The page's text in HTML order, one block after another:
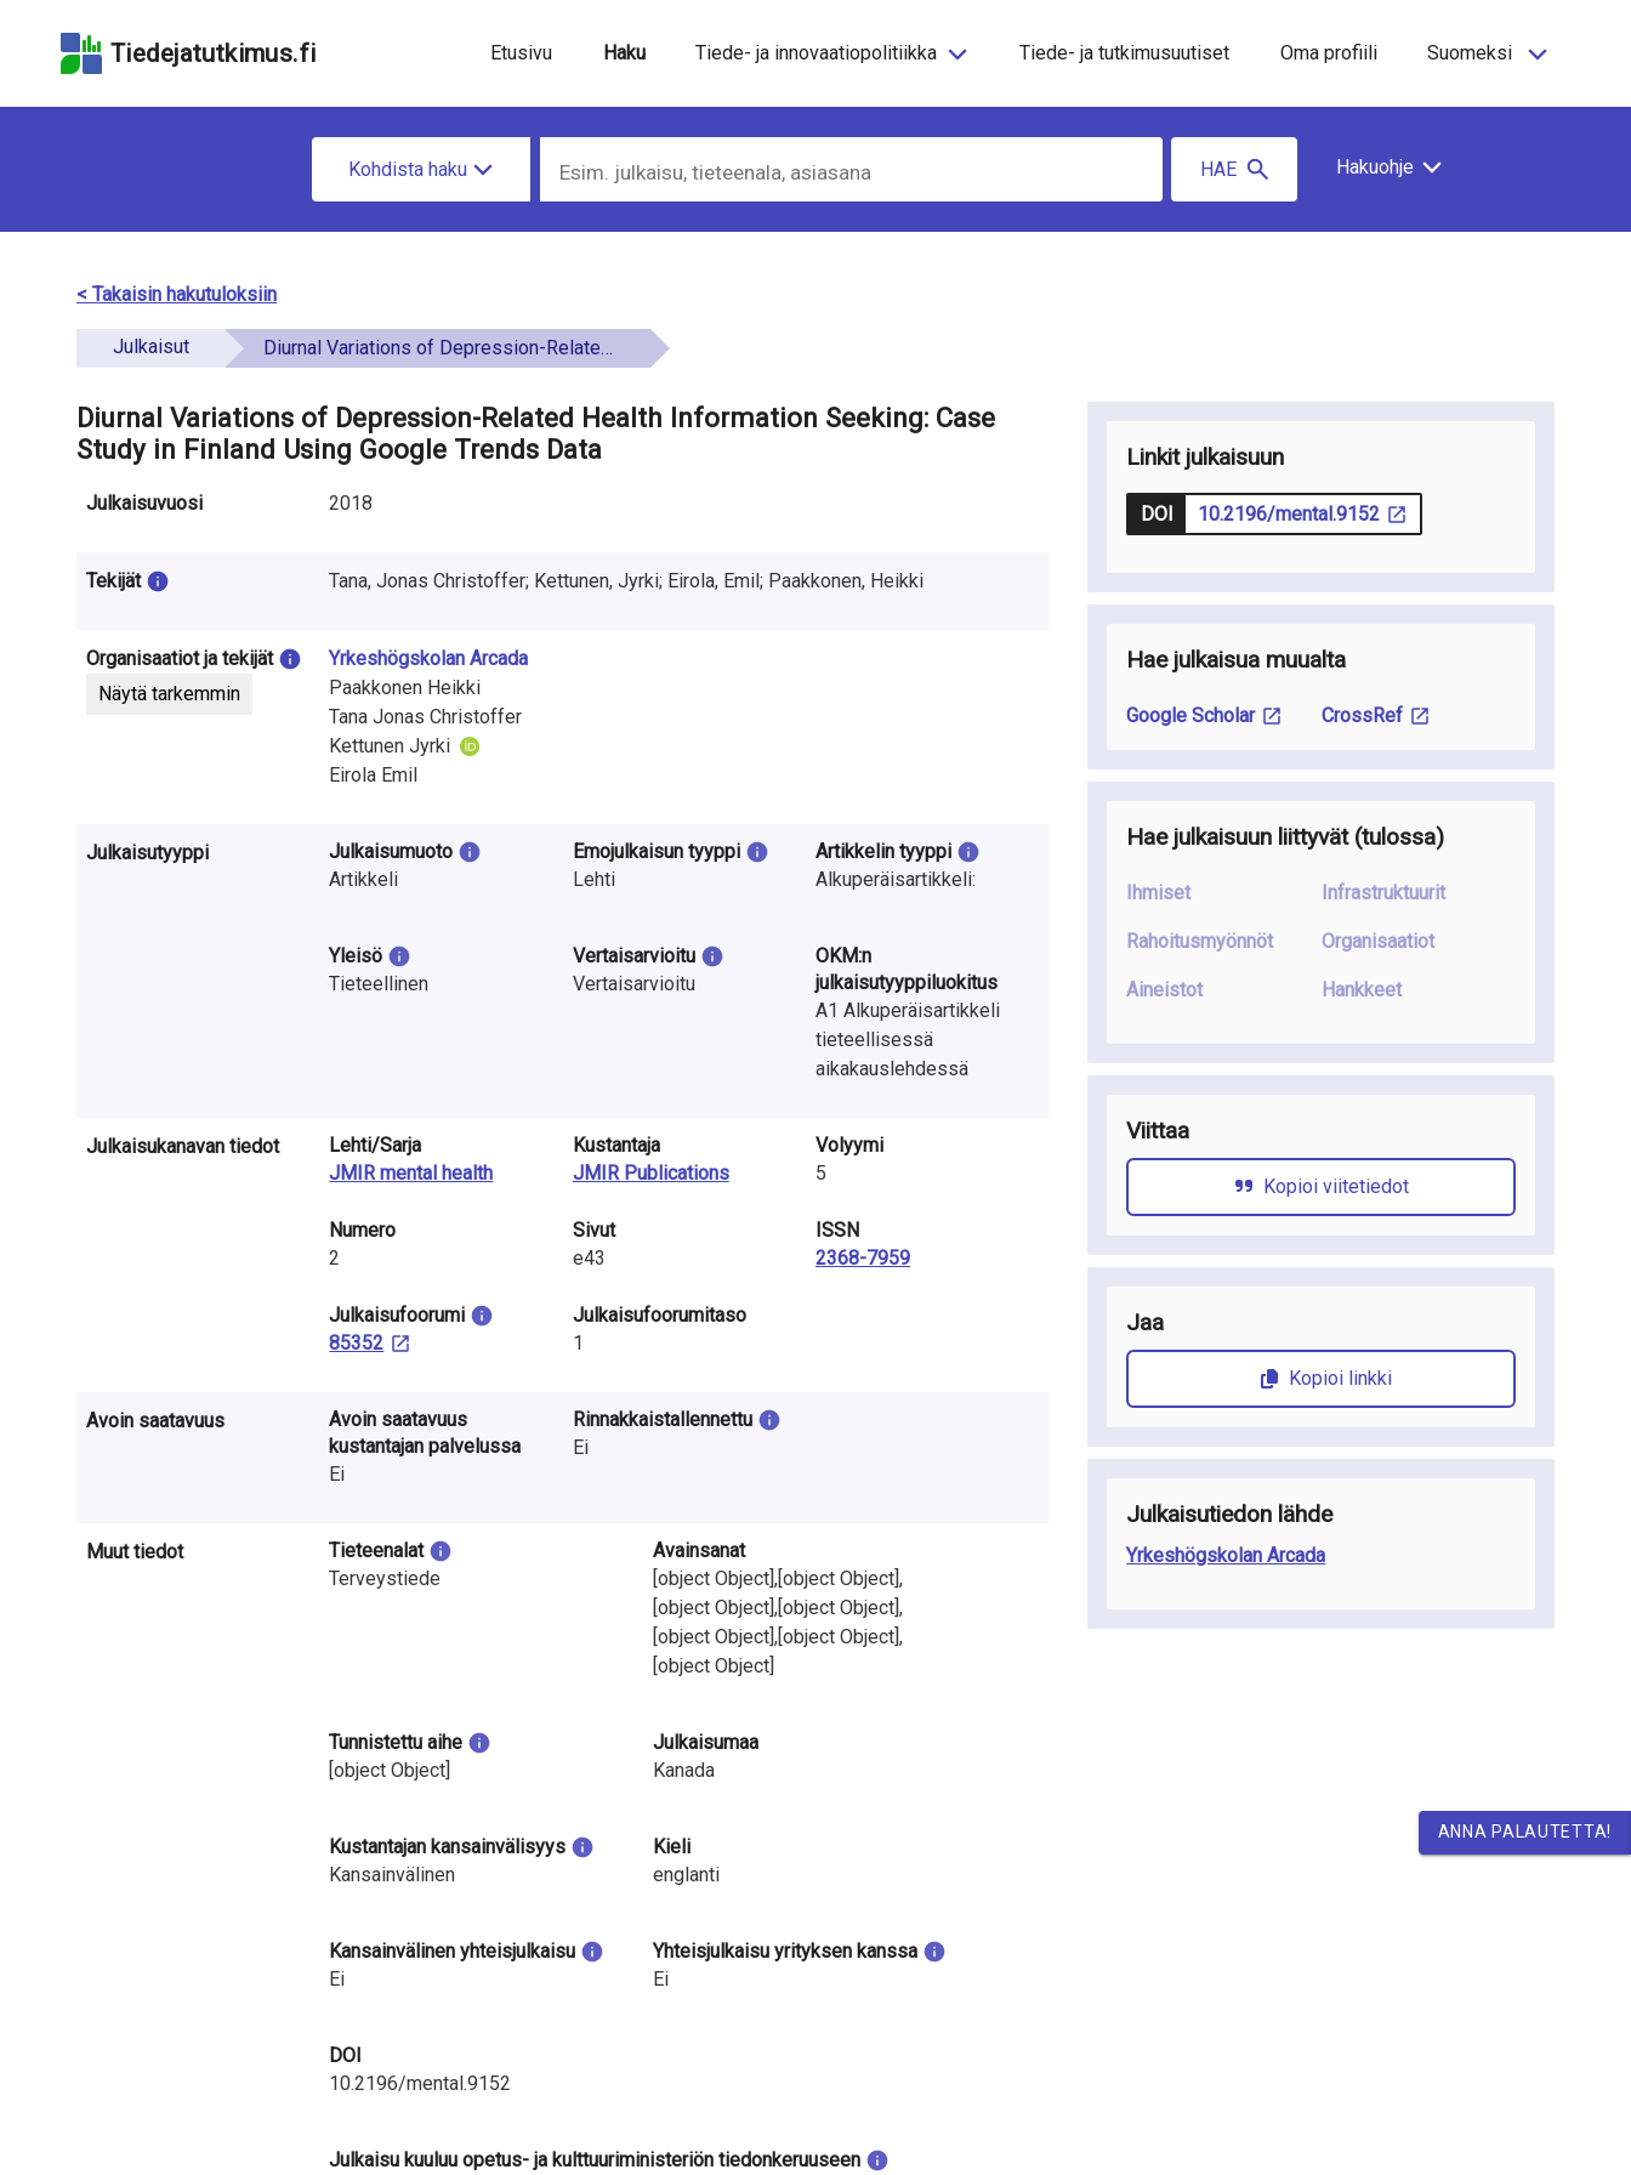
hakukenttään
sivun
saavutettavuusselosteeseen
Tiedejatutkimus.fi Etusivu Haku Tiede- ja innovaatiopolitiikka Tiede- ja tutkimusuutiset Oma profiili Suomeksi
d
e
Kohdista haku HAE Hakuohje
< Takaisin hakutuloksiin
Julkaisut Diurnal Variations of Depression-Related Health Information Seeking: Case Study in Finland Using Google Trends Data
Diurnal Variations of Depression-Related Health Information Seeking: Case
Study in Finland Using Google Trends Data
Julkaisuvuosi 2018
Tekijät Tana, Jonas Christoffer; Kettunen, Jyrki; Eirola, Emil; Paakkonen, Heikki
Organisaatiot ja tekijät
Näytä tarkemmin
Yrkeshögskolan Arcada
Paakkonen Heikki
Tana Jonas Christoffer
Kettunen Jyrki
Eirola Emil
Julkaisutyyppi
Julkaisumuoto
Artikkeli
Emojulkaisun tyyppi
Lehti
Artikkelin tyyppi
Alkuperäisartikkeli:
Yleisö
Tieteellinen
Vertaisarvioitu
Vertaisarvioitu
OKM:n
julkaisutyyppiluokitus
A1 Alkuperäisartikkeli
tieteellisessä
aikakauslehdessä
Julkaisukanavan tiedot
Lehti/Sarja
JMIR mental health
Kustantaja
JMIR Publications
Volyymi
5
Numero
2
Sivut
e43
ISSN
2368-7959
Julkaisu­foorumi
85352
Julkaisufoorumitaso
1
Avoin saatavuus
Avoin saatavuus
kustantajan palvelussa
Ei
Rinnakkaistallennettu
Ei
Muut tiedot
Tieteenalat
Terveystiede
Avainsanat
[object Object],[object Object],
[object Object],[object Object],
[object Object],[object Object],
[object Object]
Tunnistettu aihe
[object Object]
Julkaisumaa
Kanada
Kustantajan kansainvälisyys
Kansainvälinen
Kieli
englanti
Kansainvälinen yhteisjulkaisu
Ei
Yhteisjulkaisu yrityksen kanssa
Ei
DOI
10.2196/mental.9152
Julkaisu kuuluu opetus- ja kulttuuriministeriön tiedonkeruuseen
Linkit julkaisuun
DOI 10.2196/mental.9152
Hae julkaisua muualta
Google Scholar CrossRef
Hae julkaisuun liittyvät(tulossa)
Ihmiset
Rahoitusmyönnöt
Aineistot
Infrastruktuurit
Organisaatiot
Hankkeet
Viittaa
Kopioi viitetiedot
Jaa
Kopioi linkki
Julkaisutiedon lähde
Yrkeshögskolan Arcada
ANNA PALAUTETTA!